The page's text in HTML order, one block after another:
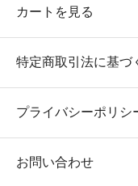
カートを見る
特定商取引法に基づ
プライバシーポリシ
お問い合わせ